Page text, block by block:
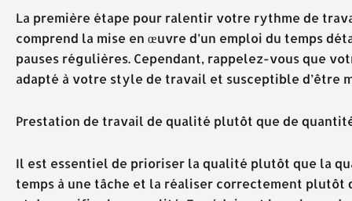
La première étape pour ralentir votre rythme de
comprend la mise en œuvre d’un emploi du temps
pauses régulières. Cependant, rappelez-vous que
adapté à votre style de travail et susceptible d’être
Prestation de travail de qualité plutôt que de
Il est essentiel de prioriser la qualité plutôt que la
temps à une tâche et la réaliser correctement plutôt